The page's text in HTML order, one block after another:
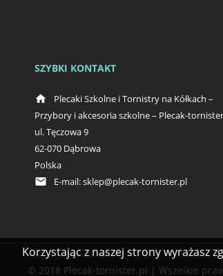
SZYBKI KONTAKT
home
Plecaki Szkolne i Tornistry na Kółkach –
Przybory i akcesoria szkolne – Plecak-
ul. Tęczowa 9
62-070 Dąbrowa
Polska
email
E-mail:sklep@plecak-tornister.pl
© 2018 Plecak-tornister.pl | Wszelkie
Korzystając z naszej strony wyrażasz